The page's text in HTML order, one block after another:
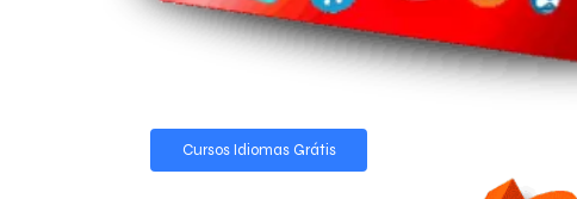
Cursos Idiomas Grátis